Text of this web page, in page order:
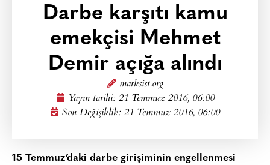
Darbe karşıtı kamu
emekçisi Mehmet
Demir açığa alındı
marksist.org
Yayın tarihi: 21 Temmuz 2016, 06:00
Son Değişiklik: 21 Temmuz 2016, 06:00
15 Temmuz’daki darbe girişiminin engellenmesi